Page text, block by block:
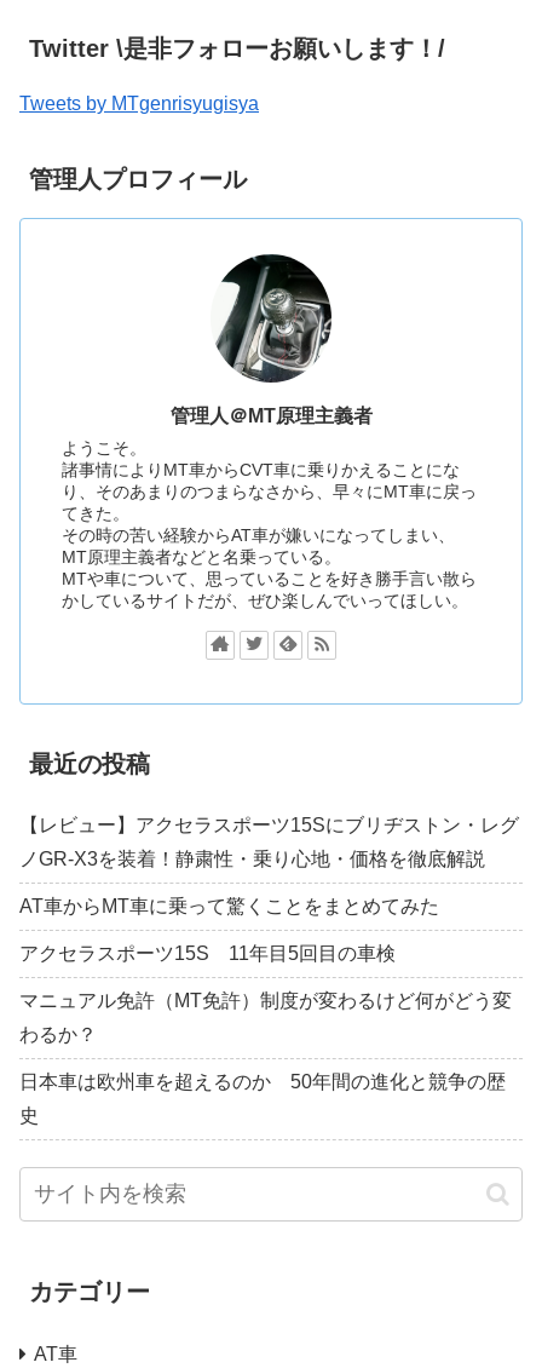
Twitter \是非フォローお願いします！/
Tweets by MTgenrisyugisya
管理人プロフィール
管理人＠MT原理主義者
ようこそ。
諸事情によりMT車からCVT車に乗りかえることにな
り、そのあまりのつまらなさから、早々にMT車に戻っ
てきた。
その時の苦い経験からAT車が嫌いになってしまい、
MT原理主義者などと名乗っている。
MTや車について、思っていることを好き勝手言い散ら
かしているサイトだが、ぜひ楽しんでいってほしい。
最近の投稿
【レビュー】アクセラスポーツ15Sにブリヂストン・レグ
ノGR-X3を装着！静粛性・乗り心地・価格を徹底解説
AT車からMT車に乗って驚くことをまとめてみた
アクセラスポーツ15S 11年目5回目の車検
マニュアル免許（MT免許）制度が変わるけど何がどう変
わるか？
日本車は欧州車を超えるのか 50年間の進化と競争の歴
史
カテゴリー
AT車